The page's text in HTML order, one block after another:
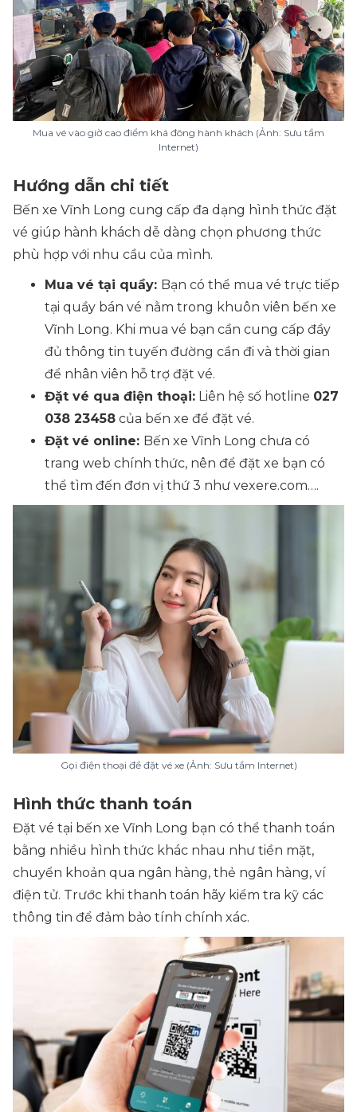
Mua vé vào giờ cao điểm khá đông hành khách (Ảnh: Sưu tầm
Internet)
Hướng dẫn chi tiết
Bến xe Vĩnh Long cung cấp đa dạng hình thức đặt
vé giúp hành khách dễ dàng chọn phương thức
phù hợp với nhu cầu của mình.
Mua vé tại quầy: Bạn có thể mua vé trực tiếp
tại quầy bán vé nằm trong khuôn viên bến xe
Vĩnh Long. Khi mua vé bạn cần cung cấp đầy
đủ thông tin tuyến đường cần đi và thời gian
để nhân viên hỗ trợ đặt vé.
Đặt vé qua điện thoại: Liên hệ số hotline 027
038 23458 của bến xe để đặt vé.
Đặt vé online: Bến xe Vĩnh Long chưa có
trang web chính thức, nên để đặt xe bạn có
thể tìm đến đơn vị thứ 3 như vexere.com….
Gọi điện thoại để đặt vé xe (Ảnh: Sưu tầm Internet)
Hình thức thanh toán
Đặt vé tại bến xe Vĩnh Long bạn có thể thanh toán
bằng nhiều hình thức khác nhau như tiền mặt,
chuyển khoản qua ngân hàng, thẻ ngân hàng, ví
điện tử. Trước khi thanh toán hãy kiểm tra kỹ các
thông tin để đảm bảo tính chính xác.